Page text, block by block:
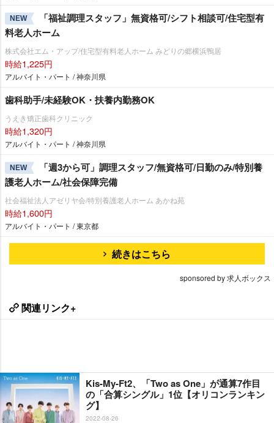
NEW
「福祉調理スタッフ」無資格可/シフト相談可/住宅型有
料老人ホーム
株式会社エム・アップ/住宅型有料老人ホーム みどりの郷横浜鴨居
時給1,225円
アルバイト・パート / 神奈川県
歯科助手/未経験OK・扶養内勤務OK
うえき矯正歯科クリニック
時給1,320円
アルバイト・パート / 神奈川県
NEW
「週3から可」調理スタッフ/無資格可/日勤のみ/特別養
護老人ホーム/社会保障完備
社会福祉法人アゼリヤ会/特別養護老人ホーム あかね苑
時給1,600円
アルバイト・パート / 東京都
続きはこちら
sponsored by 求人ボックス
関連リンク+
Kis-My-Ft2、「Two as One」が通算7作目
の「合算シングル」1位【オリコンランキン
グ】
2022-08-26